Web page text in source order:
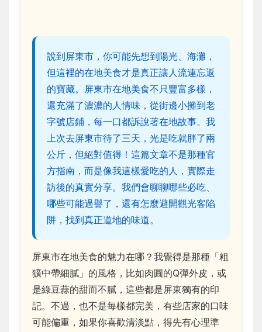
說到屏東市，你可能先想到陽光、海灘，
但這裡的在地美食才是真正讓人流連忘返
的寶藏。屏東市在地美食不只豐富多樣，
還充滿了濃濃的人情味，從街邊小攤到老
字號店鋪，每一口都訴說著在地故事。我
上次去屏東市待了三天，光是吃就胖了兩
公斤，但絕對值得！這篇文章不是那種官
方指南，而是像我這樣愛吃的人，實際走
訪後的真實分享。我們會聊聊哪些必吃、
哪些可能過譽了，還有怎麼避開觀光客陷
阱，找到真正道地的味道。
屏東市在地美食的魅力在哪？我覺得是那種「粗
獷中帶細膩」的風格，比如肉圓的Q彈外皮，或
是綠豆蒜的甜而不膩，這些都是屏東獨有的印
記。不過，也不是每樣都完美，有些店家的口味
可能偏重，如果你喜歡清淡點，得先有心理準